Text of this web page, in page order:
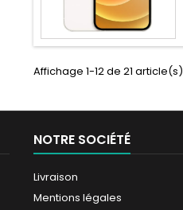
Affichage 1-12 de 21 article(s)
NOTRE SOCIÉTÉ
Livraison
Mentions légales